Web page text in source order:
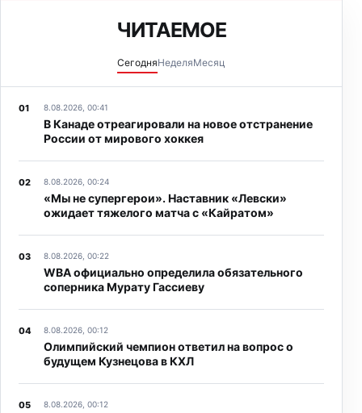
ЧИТАЕМОЕ
СегодняНеделяМесяц
8.08.2026, 00:41
В Канаде отреагировали на новое отстранение
России от мирового хоккея
8.08.2026, 00:24
«Мы не супергерои». Наставник «Левски»
ожидает тяжелого матча с «Кайратом»
8.08.2026, 00:22
WBA официально определила обязательного
соперника Мурату Гассиеву
8.08.2026, 00:12
Олимпийский чемпион ответил на вопрос о
будущем Кузнецова в КХЛ
8.08.2026, 00:12